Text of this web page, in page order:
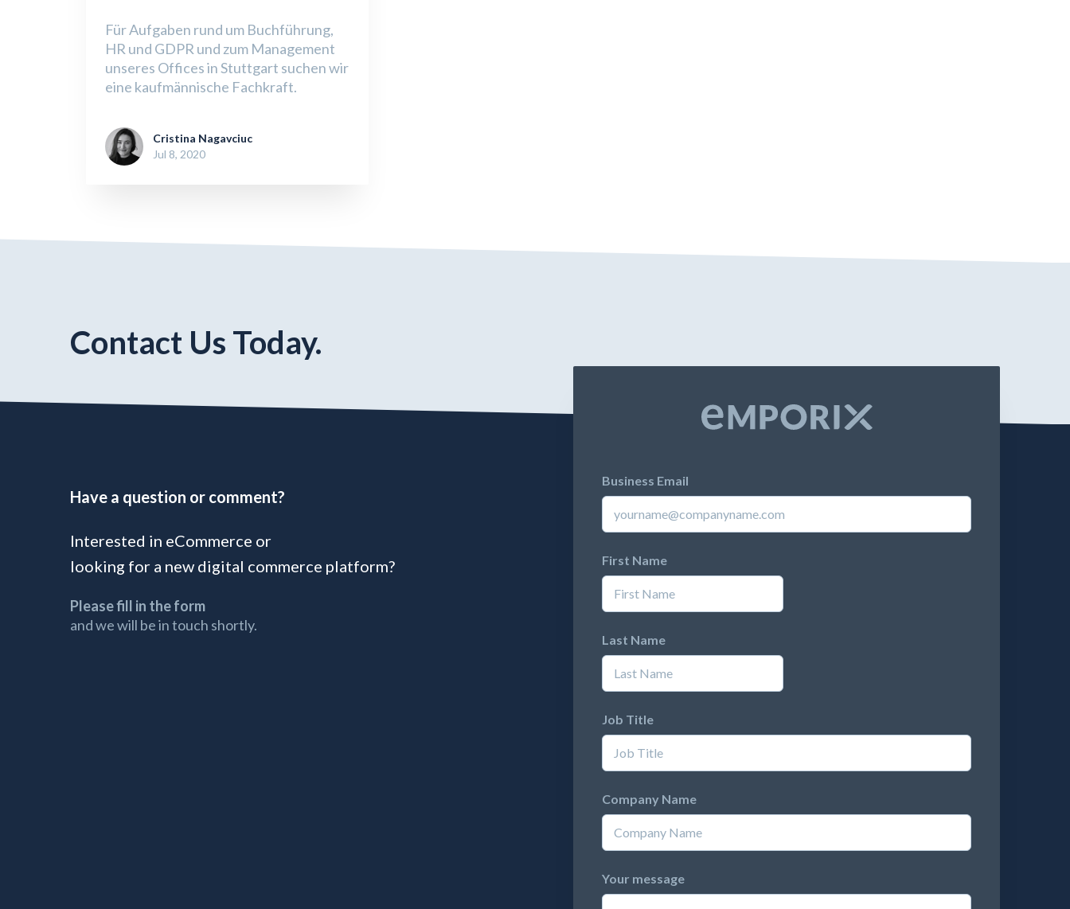
Für Aufgaben rund um Buchführung,
HR und GDPR und zum Management
unseres Offices in Stuttgart suchen wir
eine kaufmännische Fachkraft.
Cristina Nagavciuc
Jul 8, 2020
Contact Us Today.
Have a question or comment?
Interested in eCommerce or
looking for a new digital commerce platform?
Please fill in the form
and we will be in touch shortly.
Business Email
First Name
Last Name
Job Title
Company Name
Your message